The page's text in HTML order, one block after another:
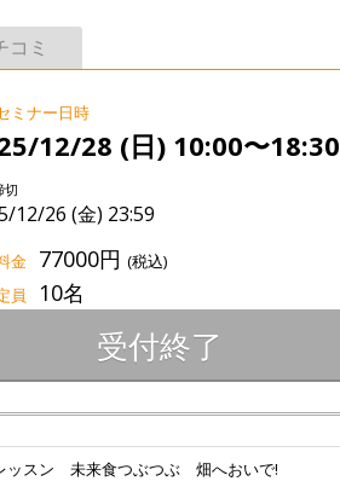
コミ
ミナー日時
12/28 (日) 10:00〜18:30
切
12/26 (金) 23:59
金 77000円 (税込)
員
10名
受付終了
ッスン 未来食つぶつぶ 畑へおいで!